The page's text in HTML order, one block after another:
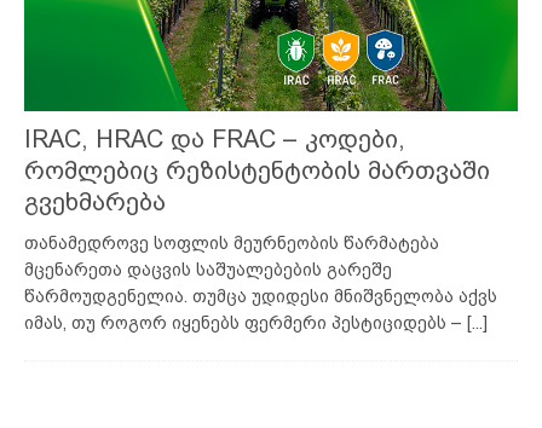
IRAC, HRAC და FRAC – კოდები,
რომლებიც რეზისტენტობის მართვაში
გვეხმარება
თანამედროვე სოფლის მეურნეობის წარმატება
მცენარეთა დაცვის საშუალებების გარეშე
წარმოუდგენელია. თუმცა უდიდესი მნიშვნელობა აქვს
იმას, თუ როგორ იყენებს ფერმერი პესტიციდებს – [...]